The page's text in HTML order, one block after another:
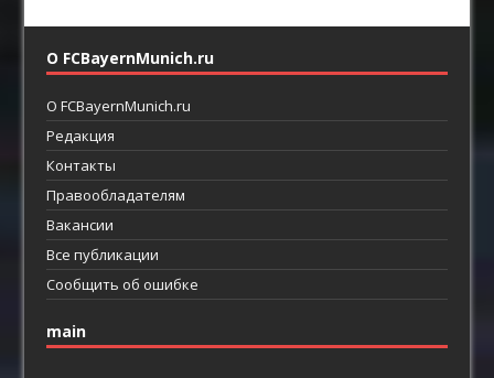
О FCBayernMunich.ru
О FCBayernMunich.ru
Редакция
Контакты
Правообладателям
Вакансии
Все публикации
Сообщить об ошибке
main